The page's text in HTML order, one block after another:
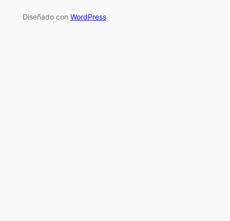
Diseñado con WordPress